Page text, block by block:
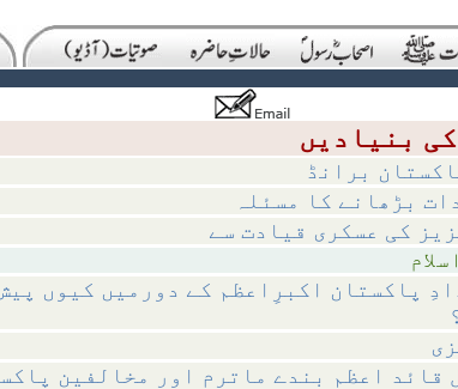
برانڈ
بڑھانے کا مسئلہ
کی عسکری قیادت سے
پاکستان اکبرِاعظم کے دورمیں کیوں
قائد اعظم بندے ماترم اور مخالفین